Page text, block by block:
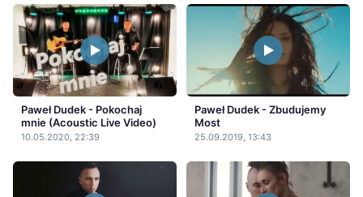
Paweł Dudek - Pokochaj
mnie (Acoustic Live Video)
10.05.2020, 22:39
Paweł Dudek - Zbudujemy
Most
25.09.2019, 13:43